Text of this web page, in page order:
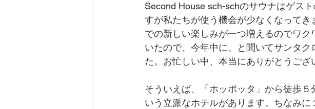
Second House sch-schのサウナはゲス
すが私たちが使う機会が少なくなって
での新しい楽しみが一つ増えるのでワ
いたので、今年中に、と聞いてサンタ
た。お忙しい中、本当にありがとうござ
そういえば、「ホッポッタ」から徒歩５
いう立派なホテルがあります。ちなみ